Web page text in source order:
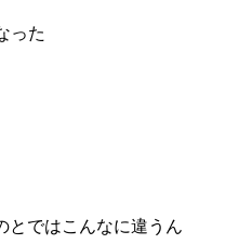
った
とではこんなに違うん